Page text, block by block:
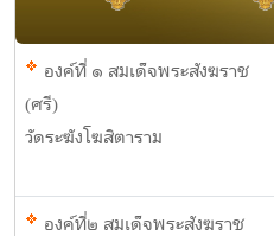
องค์ที่ ๑ สมเด็จพระสังฆราช
(ศรี)
วัดระฆังโฆสิตาราม
องค์ที่๒ สมเด็จพระสังฆราช